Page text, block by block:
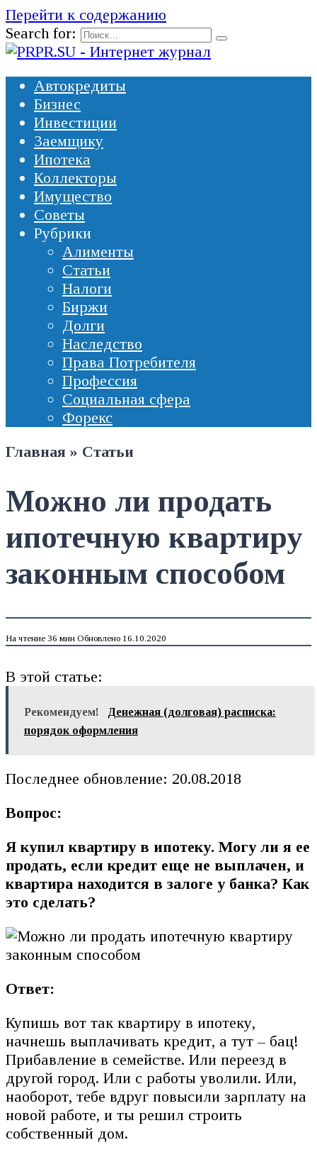
Перейти к содержанию
Search for:
Автокредиты
Бизнес
Инвестиции
Заемщику
Ипотека
Коллекторы
Имущество
Советы
Рубрики
Алименты
Статьи
Налоги
Биржи
Долги
Наследство
Права Потребителя
Профессия
Социальная сфера
Форекс
Главная » Статьи
Можно ли продать
ипотечную квартиру
законным способом
На чтение 36 мин Обновлено 16.10.2020
В этой статье:
Рекомендуем!
Денежная (долговая) расписка:
порядок оформления
Последнее обновление: 20.08.2018
Вопрос:
Я купил квартиру в ипотеку. Могу ли я ее
продать, если кредит еще не выплачен, и
квартира находится в залоге у банка? Как
это сделать?
Ответ:
Купишь вот так квартиру в ипотеку,
начнешь выплачивать кредит, а тут – бац!
Прибавление в семействе. Или переезд в
другой город. Или с работы уволили. Или,
наоборот, тебе вдруг повысили зарплату на
новой работе, и ты решил строить
собственный дом.